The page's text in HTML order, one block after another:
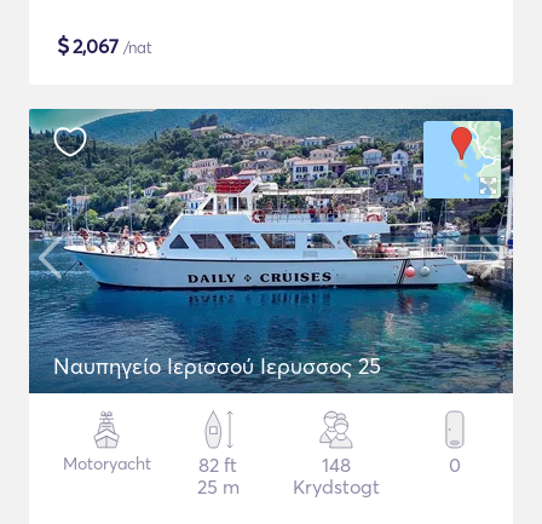
$2,067 /nat
Ναυπηγείο Ιερισσού Ιερυσσος 25
Motoryacht
82 ft
25 m
148
Krydstogt
0